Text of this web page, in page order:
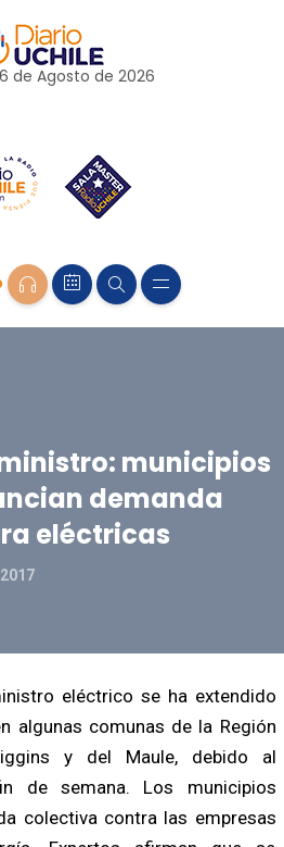
de Agosto de 2026
municipios
demanda
eléctricas
eléctrico se ha extendido
algunas comunas de la Región
y del Maule, debido al
de semana. Los municipios
colectiva contra las empresas